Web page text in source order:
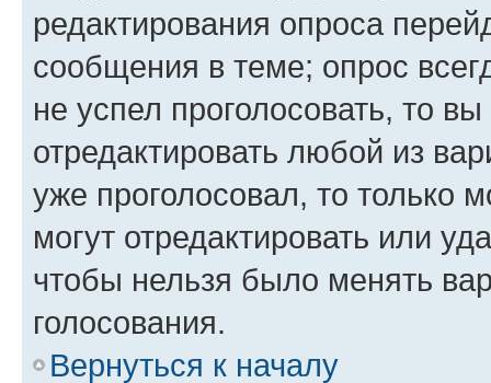
редактирования опроса
сообщения в теме; опрос
не успел проголосовать, то
отредактировать любой из
уже проголосовал, то только
могут отредактировать или
чтобы нельзя было менять
голосования.
Вернуться к началу